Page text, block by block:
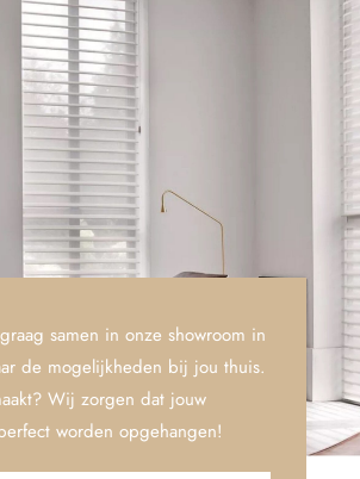
samen in onze showroom in
de mogelijkheden bij jou thuis.
Wij zorgen dat jouw
worden opgehangen!